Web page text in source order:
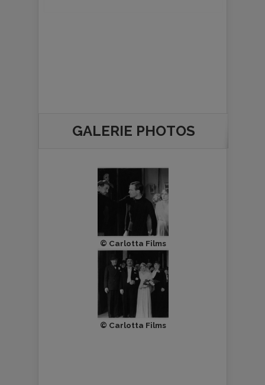
GALERIE PHOTOS
© Carlotta Films
© Carlotta Films